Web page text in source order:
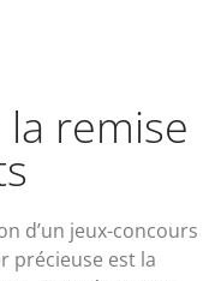
remise
d’un jeux-concours
précieuse est la